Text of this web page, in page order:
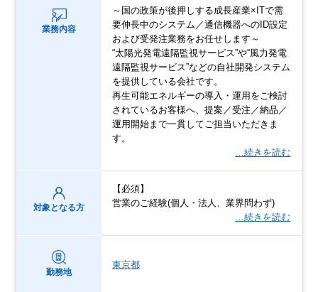
業務内容
～国の政策が後押しする成長産業×ITで需
要伸長中のシステム／通信機器へのID設定
および受発注業務をお任せします～
“太陽光発電遠隔監視サービス”や“風力発電
遠隔監視サービス”などの自社開発システム
を提供している会社です。
再生可能エネルギーの導入・運用をご検討
されているお客様へ、提案／受注／納品／
運用開始まで一貫してご担当いただきま
す。
…続きを読む
対象となる方
【必須】
営業のご経験(個人・法人、業界問わず)
…続きを読む
勤務地
東京都